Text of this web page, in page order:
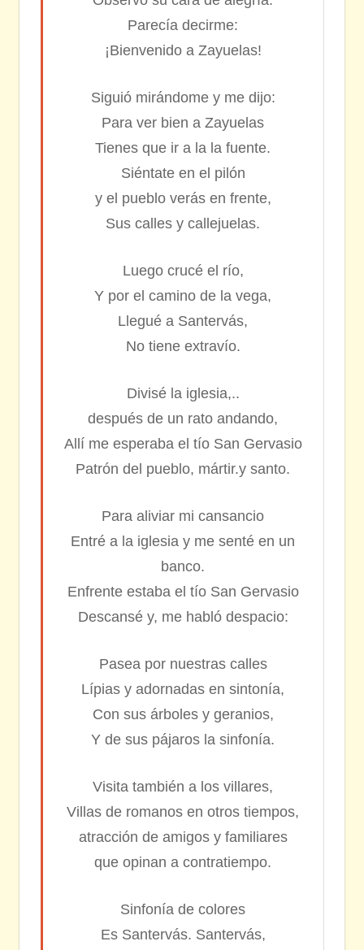
Parecía decirme:
¡Bienvenido a Zayuelas!
Siguió mirándome y me dijo:
Para ver bien a Zayuelas
Tienes que ir a la la fuente.
Siéntate en el pilón
y el pueblo verás en frente,
Sus calles y callejuelas.
Luego crucé el río,
Y por el camino de la vega,
Llegué a Santervás,
No tiene extravío.
Divisé la iglesia,..
después de un rato andando,
Allí me esperaba el tío San Gervasio
Patrón del pueblo, mártir.y santo.
Para aliviar mi cansancio
Entré a la iglesia y me senté en un
banco.
Enfrente estaba el tío San Gervasio
Descansé y, me habló despacio:
Pasea por nuestras calles
Lípias y adornadas en sintonía,
Con sus árboles y geranios,
Y de sus pájaros la sinfonía.
Visita también a los villares,
Villas de romanos en otros tiempos,
atracción de amigos y familiares
que opinan a contratiempo.
Sinfonía de colores
Es Santervás. Santervás,